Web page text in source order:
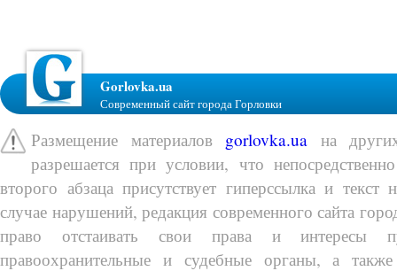
Gorlovka.ua
Современный сайт города Горловки
Размещение материалов gorlovka.ua на
разрешается при условии, что
второго абзаца присутствует гиперссылка и
случае нарушений, редакция современного сайта
право отстаивать свои права и интересы
правоохранительные и судебные органы, а